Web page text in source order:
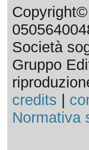
Società
Gruppo
credits
Normativa